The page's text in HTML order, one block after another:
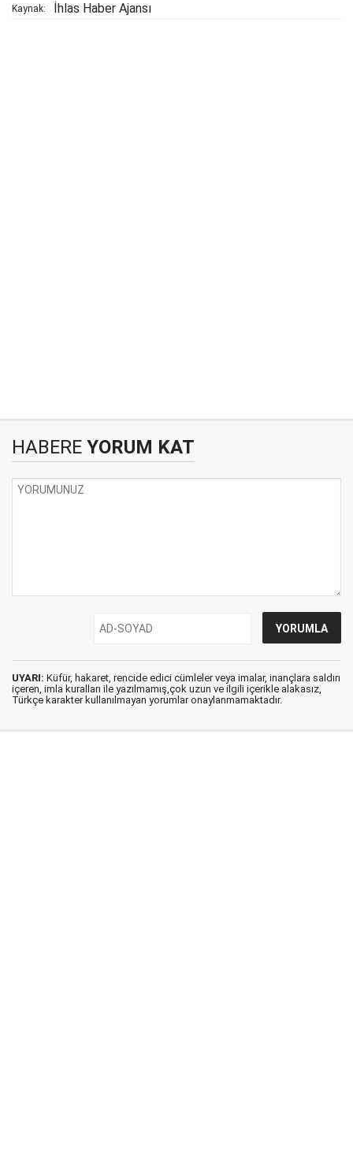
Kaynak: İhlas Haber Ajansı
HABERE YORUM KAT
UYARI: Küfür, hakaret, rencide edici cümleler veya imalar, inançlara saldırı
içeren, imla kuralları ile yazılmamış,çok uzun ve ilgili içerikle alakasız,
Türkçe karakter kullanılmayan yorumlar onaylanmamaktadır.